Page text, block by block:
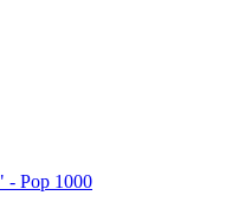
- Pop 1000